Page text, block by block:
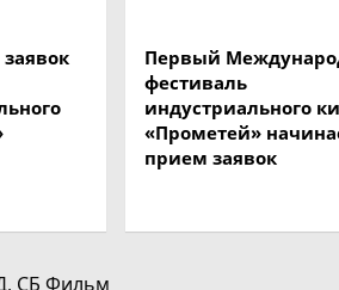
Первый
фестиваль
индустриального
«Прометей»
прием заявок
, СБ Фильм